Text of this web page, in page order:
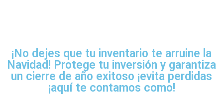
¡No dejes que tu inventario te arruine la
Navidad! Protege tu inversión y garantiza
un cierre de año exitoso ¡evita perdidas
¡aquí te contamos como!